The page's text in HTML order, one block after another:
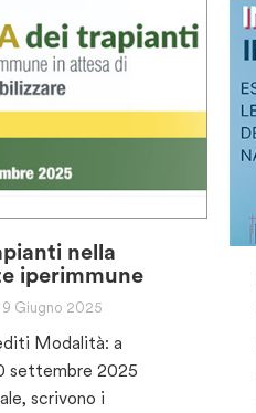
nella
iperimmune
9 Giugno 2025
Modalità: a
settembre 2025
scrivono i